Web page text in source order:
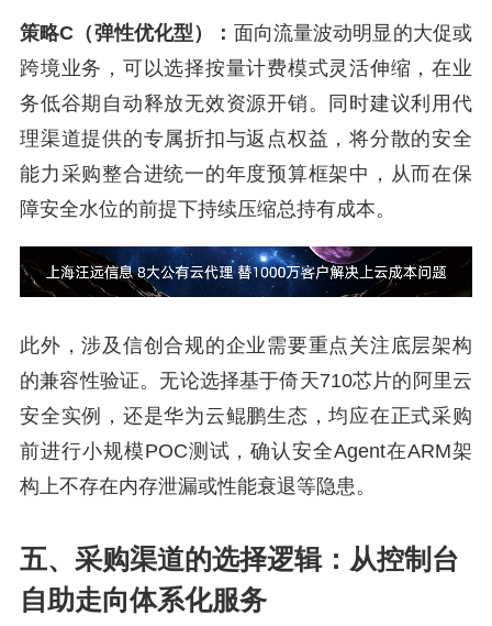
策略C（弹性优化型）： 面向流量波动明显的大促或
跨境业务，可以选择按量计费模式灵活伸缩，在业
务低谷期自动释放无效资源开销。同时建议利用代
理渠道提供的专属折扣与返点权益，将分散的安全
能力采购整合进统一的年度预算框架中，从而在保
障安全水位的前提下持续压缩总持有成本。
此外，涉及信创合规的企业需要重点关注底层架构
的兼容性验证。无论选择基于倚天710芯片的阿里云
安全实例，还是华为云鲲鹏生态，均应在正式采购
前进行小规模POC测试，确认安全Agent在ARM架
构上不存在内存泄漏或性能衰退等隐患。
五、采购渠道的选择逻辑：从控制台
自助走向体系化服务